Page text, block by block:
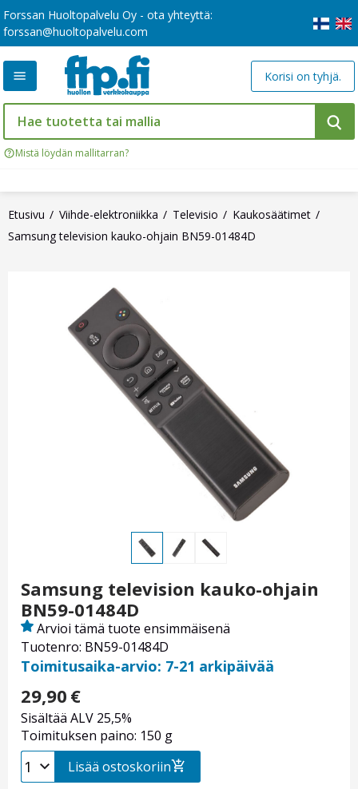
Forssan Huoltopalvelu Oy - ota yhteyttä:
forssan@huoltopalvelu.com
Mistä löydän mallitarran?
Korisi on tyhjä.
Etusivu Viihde-elektroniikka Televisio
Kaukosäätimet
Samsung television kauko-ohjain BN59-01484D
Samsung television kauko-ohjain
BN59-01484D
Tuotenro: BN59-01484D
Arvioi tämä tuote ensimmäisenä
Toimitusaika-arvio: 7-21 arkipäivää
29,90 €
Sisältää ALV 25,5%
Toimituksen paino: 150 g
Lisää ostoskoriin